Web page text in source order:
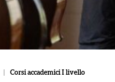
Corsi accademici I livello